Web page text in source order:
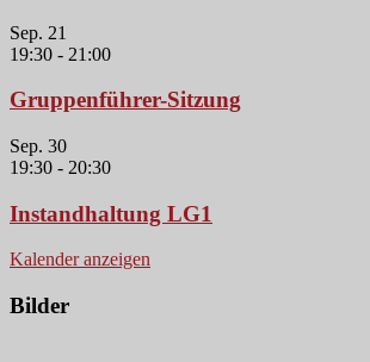
Sep. 21
19:30 - 21:00
Gruppenführer-Sitzung
Sep. 30
19:30 - 20:30
Instandhaltung LG1
Kalender anzeigen
Bilder